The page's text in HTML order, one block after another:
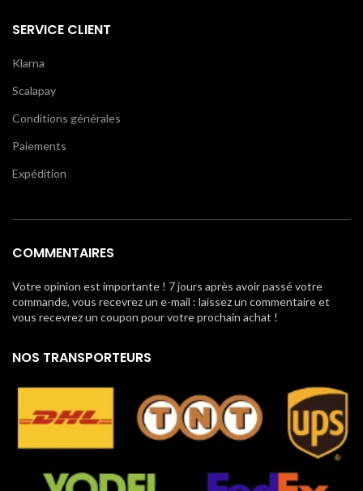
SERVICE CLIENT
Klarna
Scalapay
Conditions générales
Paiements
Expédition
COMMENTAIRES
Votre opinion est importante ! 7 jours après avoir passé votre
commande, vous recevrez un e-mail : laissez un commentaire et
vous recevrez un coupon pour votre prochain achat !
NOS TRANSPORTEURS